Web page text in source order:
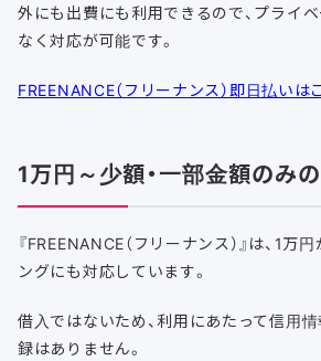
外にも出費にも利用できるので、プライ
なく対応が可能です。
FREENANCE（フリーナンス）即日払いは
1万円～少額・一部金額のみ
『FREENANCE（フリーナンス）』は、1万
ングにも対応しています。
借入ではないため、利用にあたって信用
録はありません。